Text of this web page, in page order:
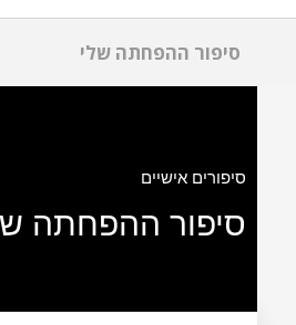
סיפור ההפחתה שלי
סיפורים אישיים
סיפור ההפחתה